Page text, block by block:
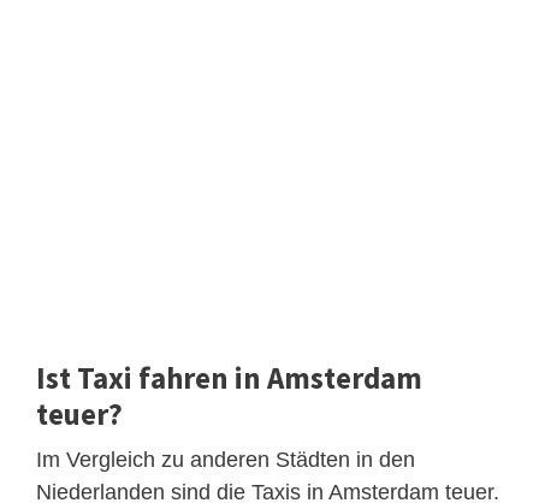
Ist Taxi fahren in Amsterdam
teuer?
Im Vergleich zu anderen Städten in den
Niederlanden sind die Taxis in Amsterdam teuer.